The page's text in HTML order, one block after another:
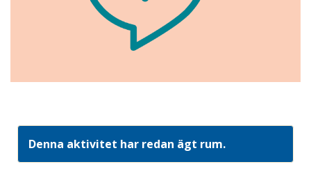
Denna aktivitet har redan ägt rum.